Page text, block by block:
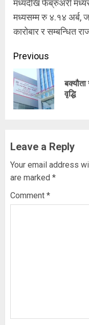
मध्यदेखि फेब्रुअरी
मध्यसम्म रु ४.१४ अर्ब,
कारोबार र सम्बन्धित
Continue
Reading
Previous
वृद्धि
Leave a Reply
Your email address
are marked *
Comment *